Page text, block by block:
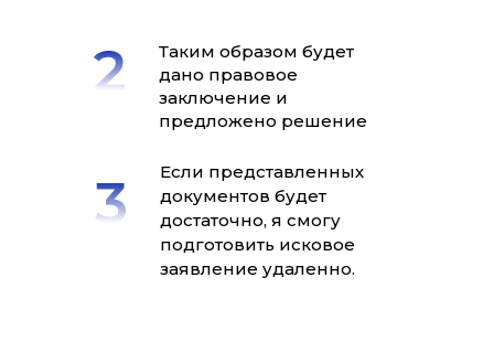
Таким образом будет
дано правовое
заключение и
предложено решение
Если представленных
документов будет
достаточно, я смогу
подготовить исковое
заявление удаленно.